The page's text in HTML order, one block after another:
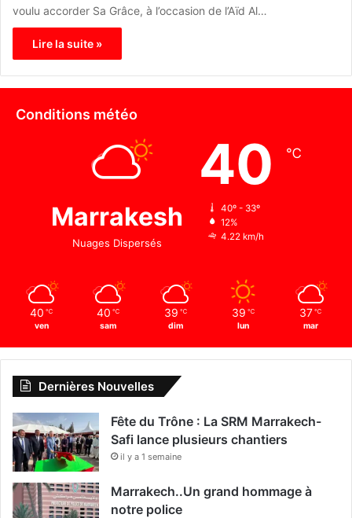
voulu accorder Sa Grâce, à l’occasion de l’Aïd Al…
Lire la suite »
Conditions météo
Marrakesh
Nuages Dispersés
40 ℃
40º - 33º
12%
4.22 km/h
40 ℃
ven
40 ℃
sam
39 ℃
dim
39 ℃
lun
37 ℃
mar
Dernières Nouvelles
Fête du Trône : La SRM Marrakech-
Safi lance plusieurs chantiers
il y a 1 semaine
Marrakech..Un grand hommage à
notre police